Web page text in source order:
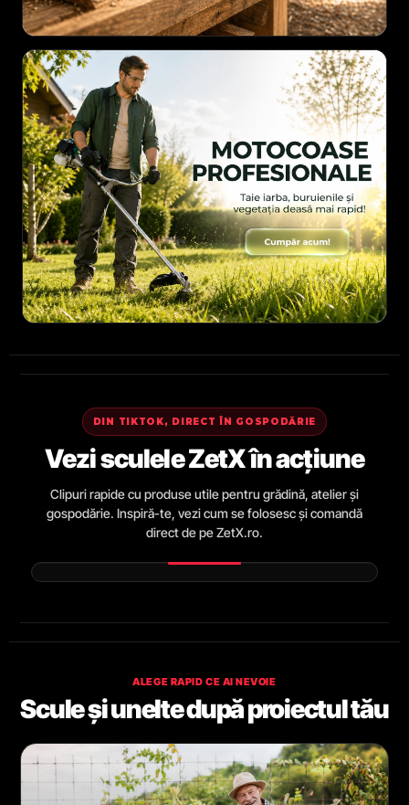
DIN TIKTOK, DIRECT ÎN GOSPODĂRIE
Vezi sculele ZetX în acțiune
Clipuri rapide cu produse utile pentru grădină, atelier și
gospodărie. Inspiră-te, vezi cum se folosesc și comandă
direct de pe ZetX.ro.
ALEGE RAPID CE AI NEVOIE
Scule și unelte după proiectul tău